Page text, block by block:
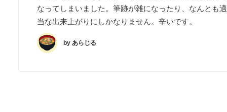
なってしまいました。筆跡が雑になったり、なんとも適
当な出来上がりにしかなりません。辛いです。
by あらじる